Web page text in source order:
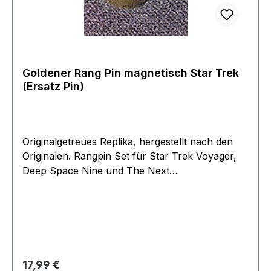
Goldener Rang Pin magnetisch Star Trek
(Ersatz Pin)
Originalgetreues Replika, hergestellt nach den
Originalen. Rangpin Set für Star Trek Voyager,
Deep Space Nine und The Next
Regulärer Preis:
17,99 €